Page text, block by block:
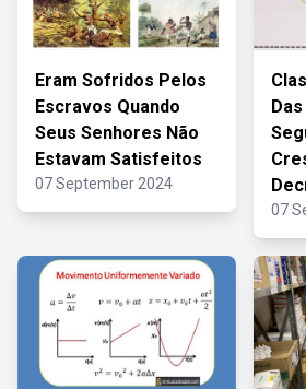
Eram Sofridos Pelos
Escravos Quando
Seus Senhores Não
Estavam Satisfeitos
07 September 2024
07